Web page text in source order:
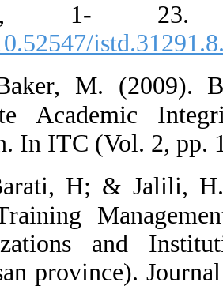
[DOI:10.52547/
6.  Baker,
Promote
7.  Barati, H;
Staff Training
Organizations
Khorasan